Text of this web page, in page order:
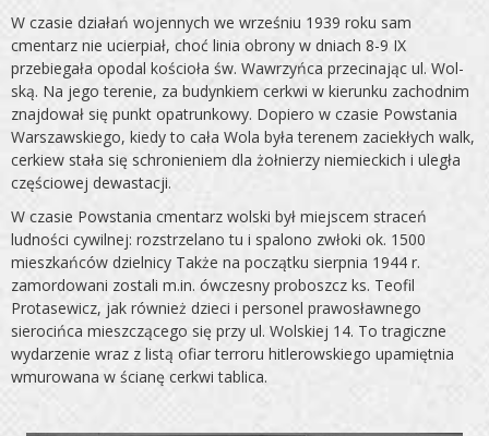
W czasie działań wojennych we wrześniu 1939 roku sam
cmentarz nie ucierpiał, choć linia obrony w dniach 8-9 IX
przebiegała opodal kościoła św. Wawrzyńca przecinając ul. Wol­
ską. Na jego terenie, za budynkiem cerkwi w kierunku zachod­nim
znajdował się punkt opatrunkowy. Dopiero w czasie Pow­stania
Warszawskiego, kiedy to cała Wola była terenem zaciek­łych walk,
cerkiew stała się schronieniem dla żołnierzy nie­mieckich i uległa
częściowej dewastacji.
W czasie Powstania cmentarz wolski był miejscem straceń
ludności cywilnej: roz­strzelano tu i spalono zwłoki ok. 1500
mieszkańców dzielnicy Także na początku sierpnia 1944 r.
zamordowani zostali m.in. ówczesny proboszcz ks. Teofil
Protasewicz, jak również dzieci i personel prawosławnego
sierocińca mieszczącego się przy ul. Wolskiej 14. To tragiczne
wydarzenie wraz z listą ofiar ter­roru hitlerowskiego upamiętnia
wmurowana w ścianę cerkwi tablica.